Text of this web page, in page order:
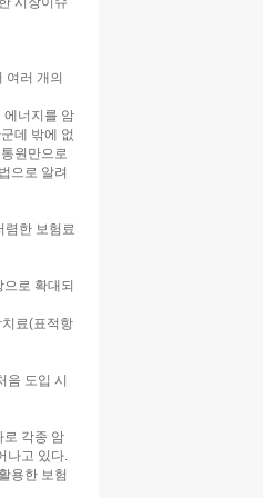
여러 개의
에너지를 암
데 밖에 없
원만으로
으로 알려
렴한 보험료
로 확대되
료(표적항
도입 시
로 각종 암
나고 있다.
용한 보험